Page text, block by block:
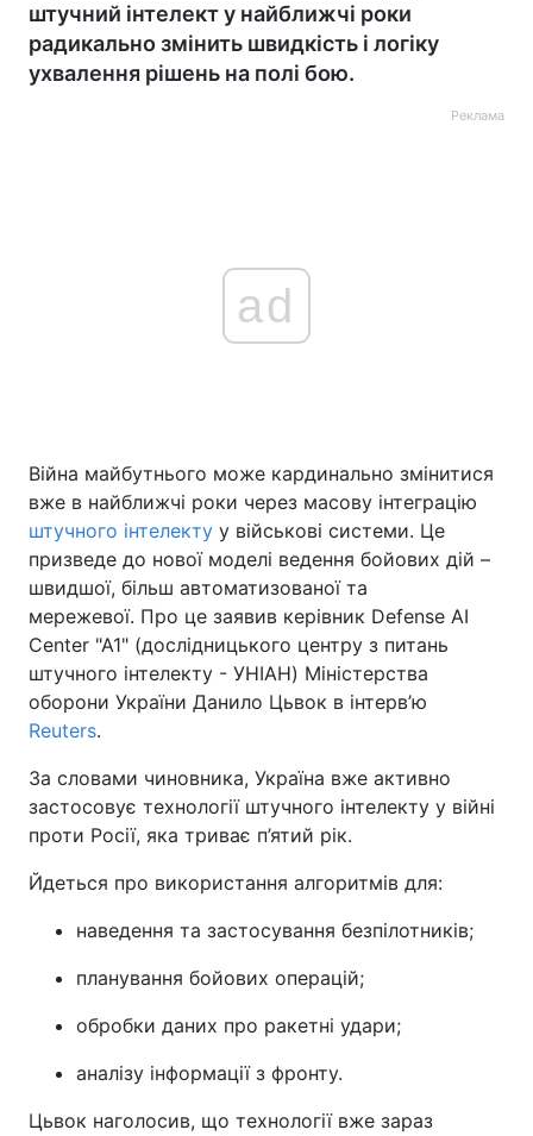
штучний інтелект у найближчі роки
радикально змінить швидкість і логіку
ухвалення рішень на полі бою.
Реклама
ad
Війна майбутнього може кардинально змінитися
вже в найближчі роки через масову інтеграцію
штучного інтелекту у військові системи. Це
призведе до нової моделі ведення бойових дій –
швидшої, більш автоматизованої та
мережевої. Про це заявив керівник Defense AI
Center "A1" (дослідницького центру з питань
штучного інтелекту - УНІАН) Міністерства
оборони України Данило Цьвок в інтерв’ю
Reuters.
За словами чиновника, Україна вже активно
застосовує технології штучного інтелекту у війні
проти Росії, яка триває п’ятий рік.
Йдеться про використання алгоритмів для:
наведення та застосування безпілотників;
планування бойових операцій;
обробки даних про ракетні удари;
аналізу інформації з фронту.
Цьвок наголосив, що технології вже зараз